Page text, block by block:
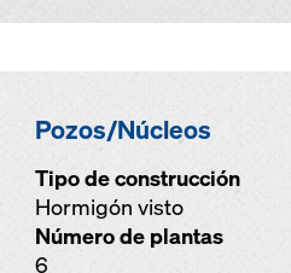
Pozos/Núcleos
Tipo de construcción
Hormigón visto
Número de plantas
6